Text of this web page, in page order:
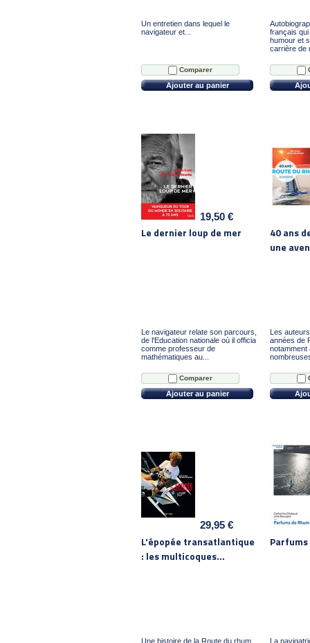
Un entretien dans lequel le
navigateur et...
Comparer
Ajouter au panier
français
humour et
carrière de
19,50 €
Le dernier loup de mer
Le navigateur relate son parcours,
de l'Education nationale où il officia
comme professeur de
mathématiques au...
Comparer
Ajouter au panier
40 ans
une
Les
années de
notamment
29,95 €
L'épopée transatlantique
: les multicoques...
Une histoire de la Route du rhum, La